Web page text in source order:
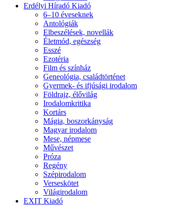
Erdélyi Híradó Kiadó
6–10 éveseknek
Antológiák
Elbeszélések, novellák
Életmód, egészség
Esszé
Ezotéria
Film és színház
Geneológia, családtörténet
Gyermek- és ifjúsági irodalom
Földrajz, élővilág
Irodalomkritika
Kortárs
Mágia, boszorkányság
Magyar irodalom
Mese, népmese
Művészet
Próza
Regény
Szépirodalom
Verseskötet
Világirodalom
EXIT Kiadó